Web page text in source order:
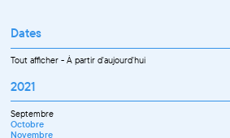
Dates
Tout afficher-À partir d'aujourd'hui
2021
Septembre
Octobre
Novembre